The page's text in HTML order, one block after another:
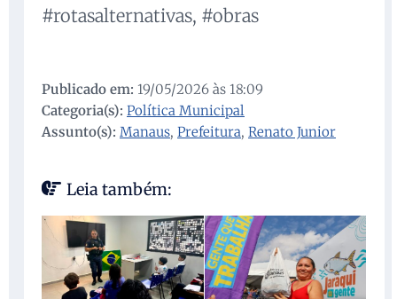
#rotasalternativas, #obras
Publicado em: 19/05/2026 às 18:09
Categoria(s): Política Municipal
Assunto(s): Manaus, Prefeitura, Renato Junior
Leia também: